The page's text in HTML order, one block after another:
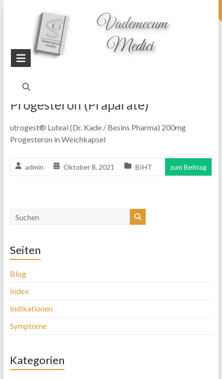
topheader
Startseite
Blog
Präparate
Progesteron (Präparate)
utrogest® Luteal (Dr. Kade / Besins Pharma) 200mg
Progesteron in Weichkapsel
admin Oktober 8, 2021 BIHT zum Beitrag
Seiten
Blog
Index
Indikationen
Symptome
Kategorien